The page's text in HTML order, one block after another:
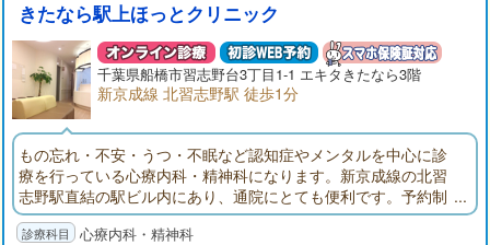
きたなら駅上ほっとクリニック
千葉県船橋市習志野台3丁目1-1 エキタきたなら3階
新京成線 北習志野駅 徒歩1分
もの忘れ・不安・うつ・不眠など認知症やメンタルを中心に診
療を行っている心療内科・精神科になります。新京成線の北習
志野駅直結の駅ビル内にあり、通院にとても便利です。予約制
になりますので、事前にお電話でのご予約をお願い致します。
心療内科・精神科